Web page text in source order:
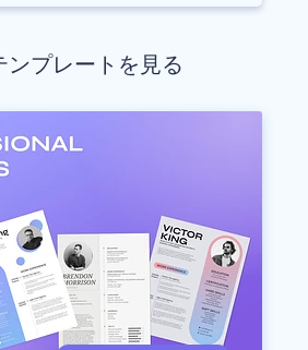
ンプレートを見る